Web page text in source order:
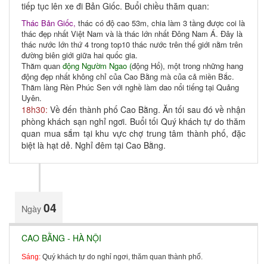
tiếp tục lên xe đi Bản Giốc. Buổi chiều thăm quan:
Thác Bản Giốc, thác có độ cao 53m, chia làm 3 tầng được coi là
thác đẹp nhất Việt Nam và là thác lớn nhất Đông Nam Á. Đây là
thác nước lớn thứ 4 trong top10 thác nước trên thế giới nằm trên
đường biên giới giữa hai quốc gia.
Thăm quan động Ngườm Ngao (động Hổ), một trong những hang
động đẹp nhất không chỉ của Cao Bằng mà của cả miền Bắc.
Thăm làng Rèn Phúc Sen với nghề làm dao nổi tiếng tại Quảng
Uyên.
18h30: Về đến thành phố Cao Bằng. Ăn tối sau đó về nhận
phòng khách sạn nghỉ ngơi. Buổi tối Quý khách tự do thăm
quan mua sắm tại khu vực chợ trung tâm thành phố, đặc
biệt là hạt dẻ. Nghỉ đêm tại Cao Bằng.
Ngày04
CAO BẰNG - HÀ NỘI
Sáng: Quý khách tự do nghỉ ngơi, thăm quan thành phố.